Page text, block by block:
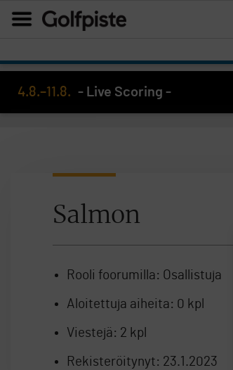
4.8.–11.8. - Live Scoring -
Salmon
Rooli foorumilla: Osallistuja
Aloitettuja aiheita: 0 kpl
Viestejä: 2 kpl
Rekisteröitynyt: 23.1.2023